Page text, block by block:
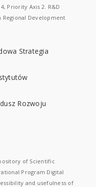
Priority Axis 2. R&D
Development
of Scientific
Program Digital
and usefulness of